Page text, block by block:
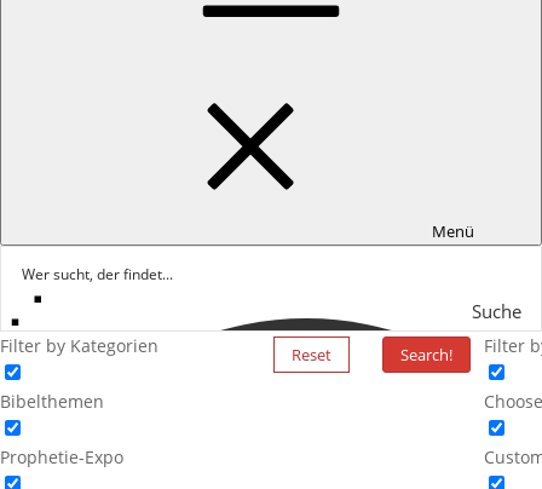
Menü
Suche
Filter by Kategorien
Bibelthemen
Prophetie-Expo
Reset Search! Filter